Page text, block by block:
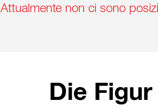
Attualmente non ci sono
Die